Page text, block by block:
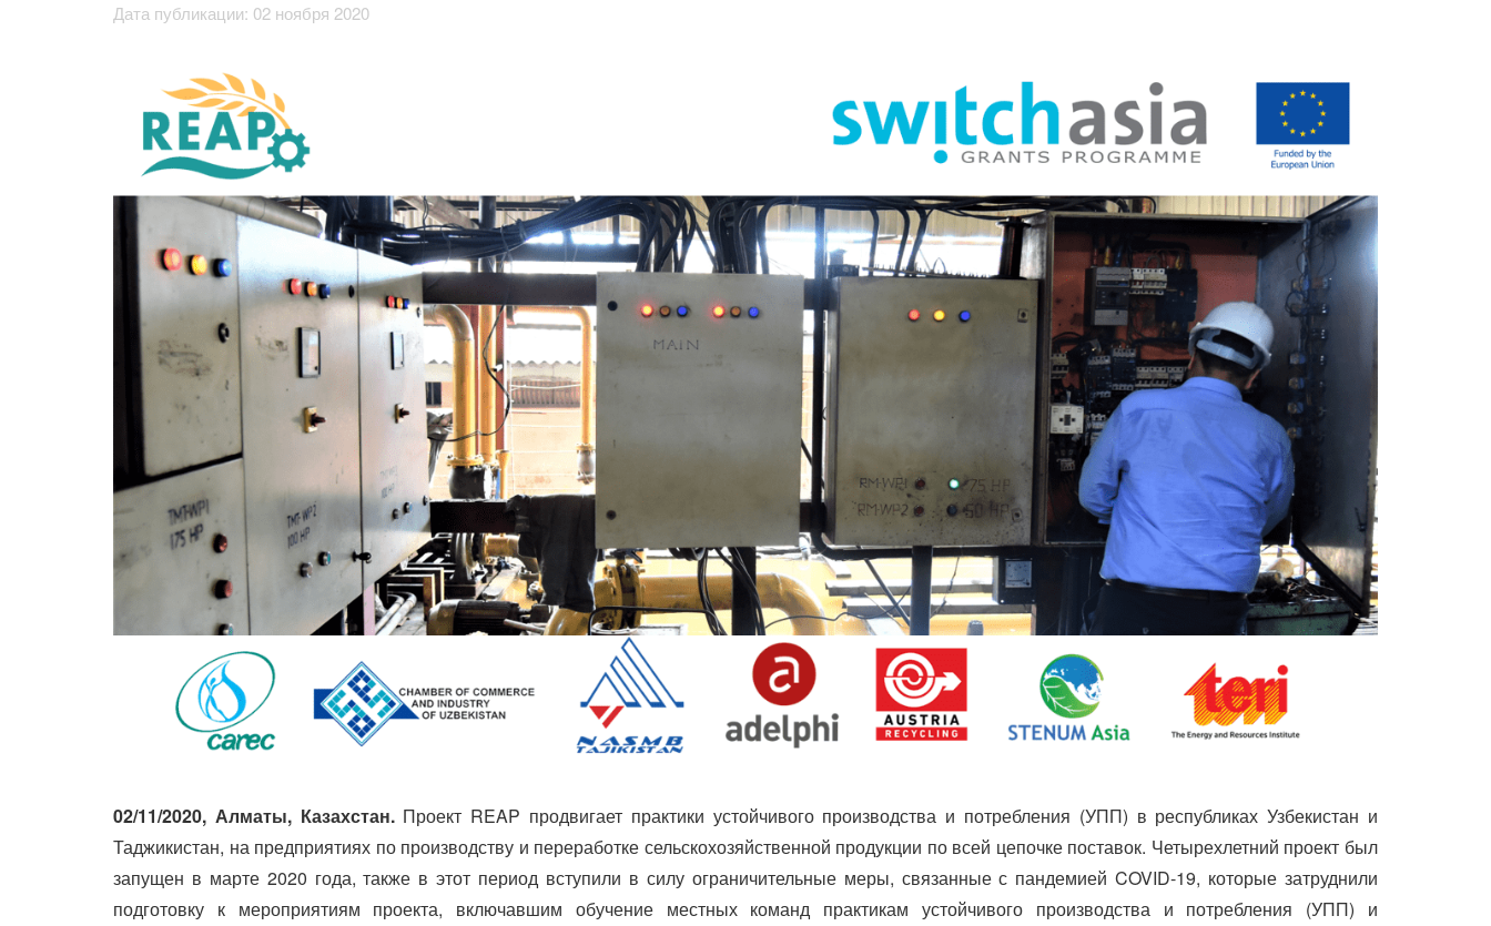
Дата публикации: 02 ноября 2020
02/11/2020, Алматы, Казахстан.Проект REAP продвигает практики устойчивого производства и потребления (УПП) в республиках Узбекистан и
Таджикистан, на предприятиях по производству и переработке сельскохозяйственной продукции по всей цепочке поставок. Четырехлетний проект был
запущен в марте 2020 года, также в этот период вступили в силу ограничительные меры, связанные с пандемией COVID-19, которые затруднили
подготовку к мероприятиям проекта, включавшим обучение местных команд практикам устойчивого производства и потребления (УПП) и